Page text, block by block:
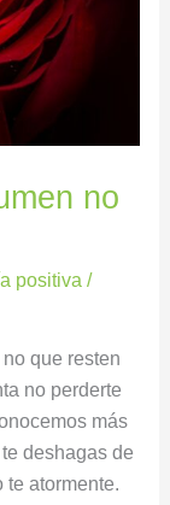
no
positiva /
que resten
no perderte
más
deshagas de
atormente.